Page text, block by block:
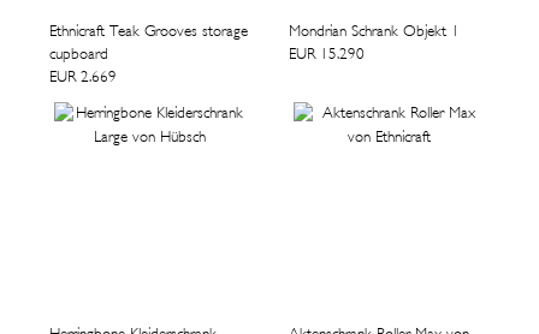
Ethnicraft Teak Grooves storage
cupboard
EUR 2.669
Mondrian Schrank Objekt 1
EUR 15.290